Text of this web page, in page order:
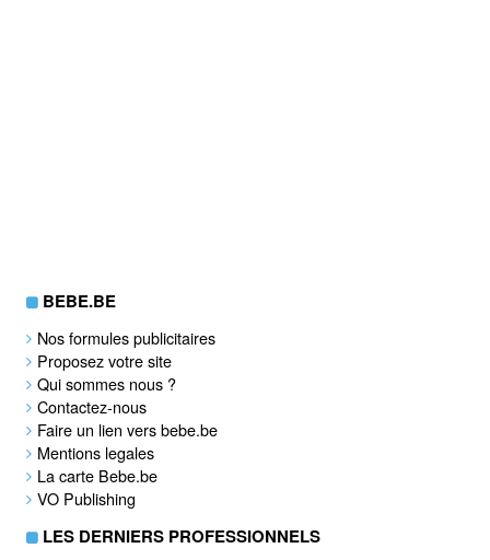
BEBE.BE
Nos formules publicitaires
Proposez votre site
Qui sommes nous ?
Contactez-nous
Faire un lien vers bebe.be
Mentions legales
La carte Bebe.be
VO Publishing
LES DERNIERS PROFESSIONNELS